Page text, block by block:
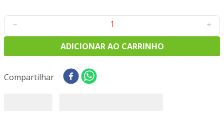
＋
－
ADICIONAR AO CARRINHO
Compartilhar